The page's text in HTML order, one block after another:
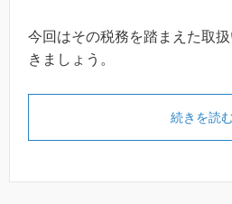
今回はその税務を踏まえた取
きましょう。
続きを読